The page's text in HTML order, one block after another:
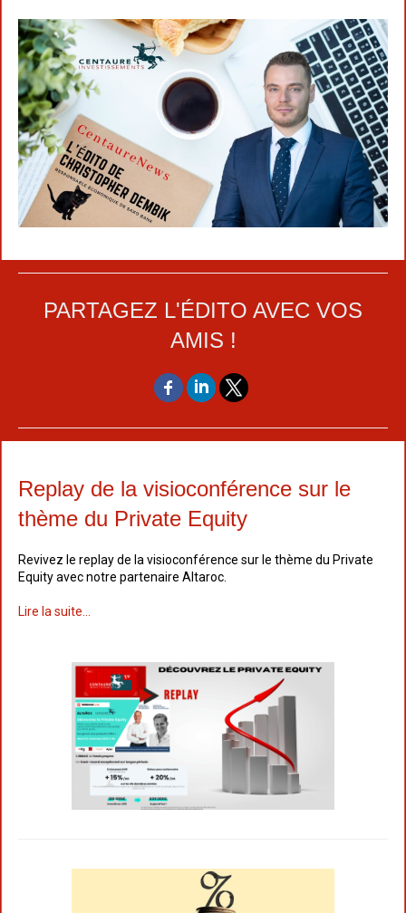
PARTAGEZ L'ÉDITO AVEC VOS
AMIS !
Replay de la visioconférence sur le
thème du Private Equity
Revivez le replay de la visioconférence sur le thème du Private
Equity avec notre partenaire Altaroc.
Lire la suite...